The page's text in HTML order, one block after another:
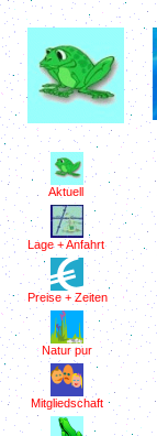
Aktuell
Lage + Anfahrt
Preise + Zeiten
Natur pur
Mitgliedschaft